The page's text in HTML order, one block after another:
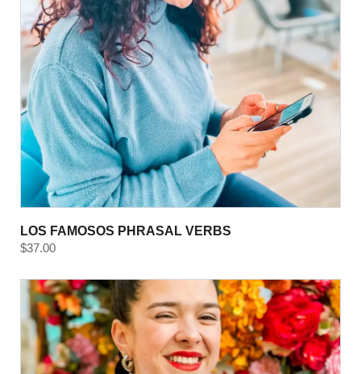
LOS FAMOSOS PHRASAL VERBS
$37.00